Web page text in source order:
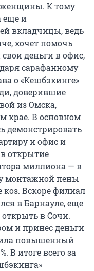
женщины. К тому
еще и
вкладчицы, ведь
хочет помочь
деньги в офис,
сарафанному
о «Кешбэкинге»
доверившие
из Омска,
крае. В основном
демонстрировать
и офис и
открытие
миллиона — в
монтажной пены
Вскоре филиал
в Барнауле, еще
в Сочи.
и принес деньги
повышенный
В итоге всего за